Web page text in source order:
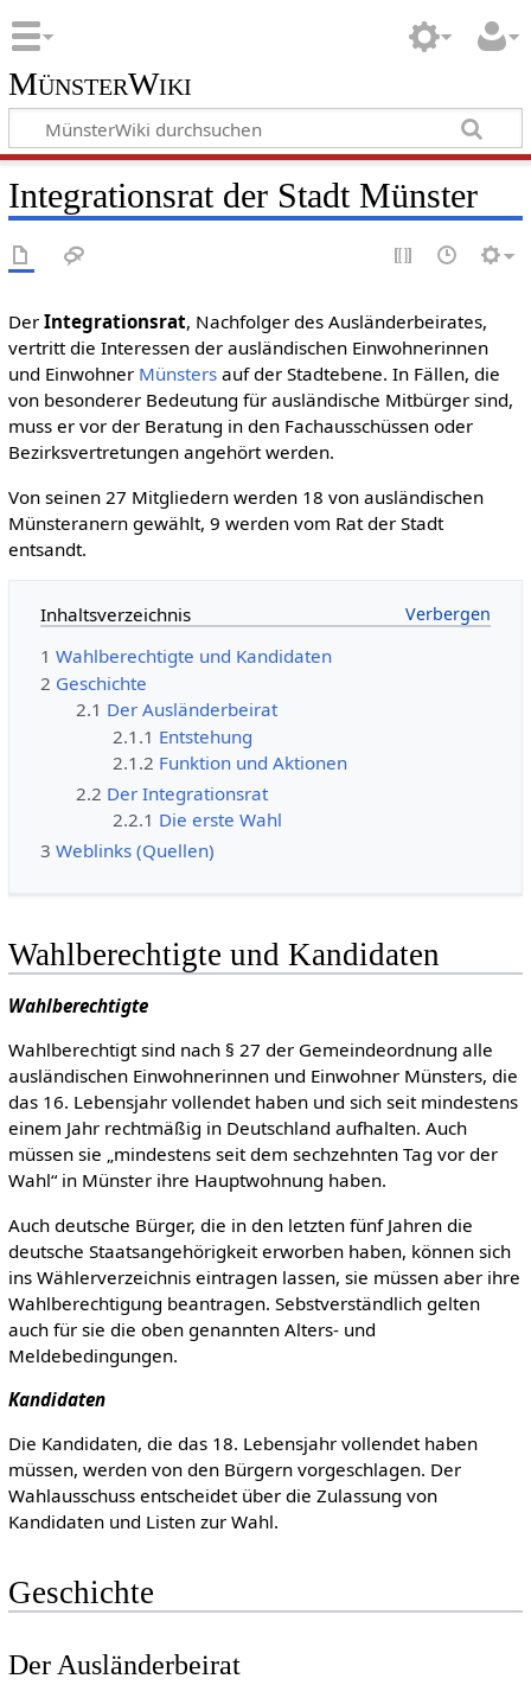
MünsterWiki
Integrationsrat der Stadt Münster
Der Integrationsrat, Nachfolger des Ausländerbeirates,
vertritt die Interessen der ausländischen Einwohnerinnen
und Einwohner Münstersauf der Stadtebene. In Fällen, die
von besonderer Bedeutung für ausländische Mitbürger sind,
muss er vor der Beratung in den Fachausschüssen oder
Bezirksvertretungen angehört werden.
Von seinen 27 Mitgliedern werden 18 von ausländischen
Münsteranern gewählt, 9 werden vom Rat der Stadt
entsandt.
Inhaltsverzeichnis
1 Wahlberechtigte und Kandidaten
2 Geschichte
2.1 Der Ausländerbeirat
2.1.1 Entstehung
2.1.2 Funktion und Aktionen
2.2 Der Integrationsrat
2.2.1 Die erste Wahl
3 Weblinks (Quellen)
Wahlberechtigte und Kandidaten
Wahlberechtigte
Wahlberechtigt sind nach § 27 der Gemeindeordnung alle
ausländischen Einwohnerinnen und Einwohner Münsters, die
das 16. Lebensjahr vollendet haben und sich seit mindestens
einem Jahr rechtmäßig in Deutschland aufhalten. Auch
müssen sie „mindestens seit dem sechzehnten Tag vor der
Wahl“ in Münster ihre Hauptwohnung haben.
Auch deutsche Bürger, die in den letzten fünf Jahren die
deutsche Staatsangehörigkeit erworben haben, können sich
ins Wählerverzeichnis eintragen lassen, sie müssen aber ihre
Wahlberechtigung beantragen. Sebstverständlich gelten
auch für sie die oben genannten Alters- und
Meldebedingungen.
Kandidaten
Die Kandidaten, die das 18. Lebensjahr vollendet haben
müssen, werden von den Bürgern vorgeschlagen. Der
Wahlausschuss entscheidet über die Zulassung von
Kandidaten und Listen zur Wahl.
Geschichte
Der Ausländerbeirat